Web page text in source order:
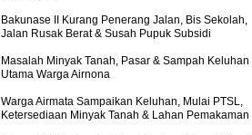
Bakunase II Kurang Penerang Jalan, Bis Sekolah,
Jalan Rusak Berat & Susah Pupuk Subsidi
Masalah Minyak Tanah, Pasar & Sampah Keluhan
Utama Warga Airnona
Warga Airmata Sampaikan Keluhan, Mulai PTSL,
Ketersediaan Minyak Tanah & Lahan Pemakaman